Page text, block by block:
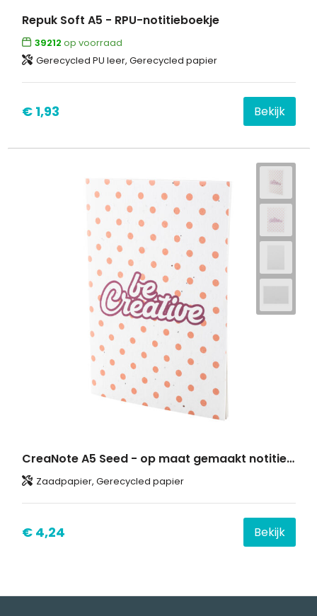
Repuk Soft A5 - RPU-notitieboekje
39212 op voorraad
Gerecycled PU leer, Gerecycled papier
€ 1,93 Bekijk
CreaNote A5 Seed - op maat gemaakt notitieboek van zaadpapier
Zaadpapier, Gerecycled papier
€ 4,24 Bekijk